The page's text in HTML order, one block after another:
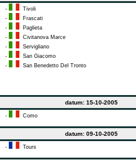
- Tivoli
- Frascati
- Paglieta
- Civitanova Marce
- Servigliano
- San Giacomo
- San Benedetto Del Tronto
datum: 15-10-2005
- Como
datum: 09-10-2005
- Tours